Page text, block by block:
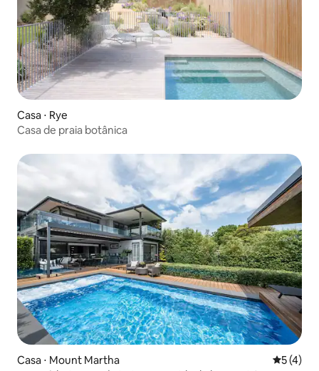
Casa ⋅ Rye
Casa de praia botânica
Casa ⋅ Mount Martha 5 de
5 (4)